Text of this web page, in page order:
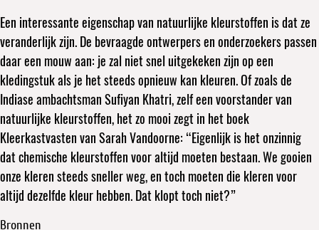
Een interessante eigenschap van natuurlijke kleurstoffen is dat ze
veranderlijk zijn. De bevraagde ontwerpers en onderzoekers passen
daar een mouw aan: je zal niet snel uitgekeken zijn op een
kledingstuk als je het steeds opnieuw kan kleuren. Of zoals de
Indiase ambachtsman Sufiyan Khatri, zelf een voorstander van
natuurlijke kleurstoffen, het zo mooi zegt in het boek
Kleerkastvasten van Sarah Vandoorne: “Eigenlijk is het onzinnig
dat chemische kleurstoffen voor altijd moeten bestaan. We gooien
onze kleren steeds sneller weg, en toch moeten die kleren voor
altijd dezelfde kleur hebben. Dat klopt toch niet?”
Bronnen